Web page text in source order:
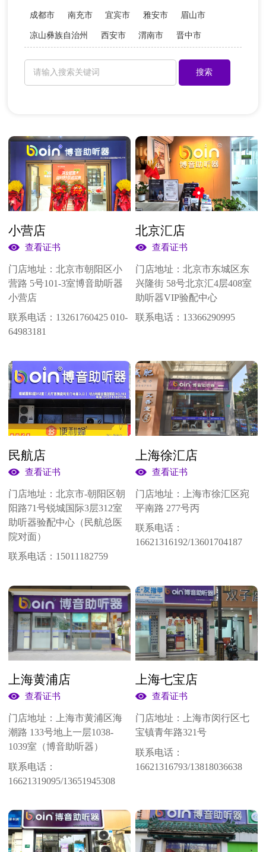
成都市 南充市 宜宾市 雅安市 眉山市
凉山彝族自治州 西安市 渭南市 晋中市
济南市 德州市 威海市
鄂尔多斯市 赤峰市 包头市 锦州市 抚顺市
大连市 朝阳市 沈阳市 赣州市 南昌市
宜春市 常州市 南京市 南通市
泰州市 苏州市 长春市 白城市
郴州市 株洲市 永州市
佳木斯市 哈尔滨市 大庆市 伊春市 驻马店市
开封市 安阳市 郑州市
南阳市 商丘市 信阳市 新乡市 邯郸市
唐山市 石家庄市 秦皇岛市 廊坊市 海口市
贵阳市 南宁市 广州市 佛山市 东莞市
肇庆市 云浮市 韶关市 深圳市 汕头市
梅州市 兰州市 福州市 宁德市 南平市
龙岩市 重庆
小营店
查看证书
门店地址： 北京市朝阳区小
营路 5号101-3室博音助听器
小营店
联系电话： 13261760425 010-
64983181
北京汇店
查看证书
门店地址：北京市东城区东
兴隆街 58号北京汇4层408室
助听器VIP验配中心
联系电话： 13366290995
民航店
查看证书
门店地址： 北京市-朝阳区朝
阳路71号锐城国际3层312室
助听器验配中心（民航总医
院对面）
联系电话： 15011182759
上海徐汇店
查看证书
门店地址：
上海市徐汇区宛
平南路 277号丙
联系电话：
16621316192/13601704187
上海黄浦店
查看证书
门店地址： 上海市黄浦区海
潮路 133号地上一层1038-
1039室（博音助听器）
联系电话：
16621319095/13651945308
上海七宝店
查看证书
门店地址：上海市闵行区七
宝镇青年路321号
联系电话：
16621316793/13818036638